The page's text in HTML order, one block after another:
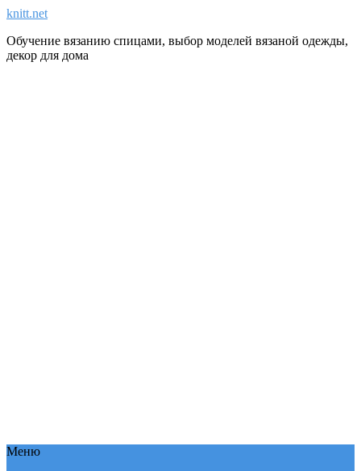
knitt.net
Обучение вязанию спицами, выбор моделей вязаной одежды,
декор для дома
Меню